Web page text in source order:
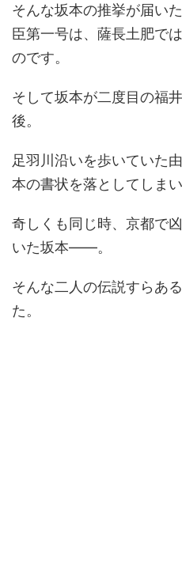
そんな坂本の推挙が届い
臣第一号は、薩長土肥で
のです。
そして坂本が二度目の福
後。
足羽川沿いを歩いていた
本の書状を落としてしまい
奇しくも同じ時、京都で
いた坂本——。
そんな二人の伝説すらあ
た。